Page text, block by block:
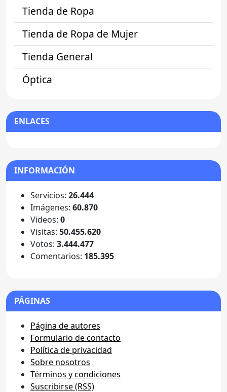
Tienda de Ropa
Tienda de Ropa de Mujer
Tienda General
Óptica
ENLACES
INFORMACIÓN
Servicios: 26.444
Imágenes: 60.870
Videos: 0
Visitas: 50.455.620
Votos: 3.444.477
Comentarios: 185.395
PÁGINAS
Página de autores
Formulario de contacto
Política de privacidad
Sobre nosotros
Términos y condiciones
Suscribirse (RSS)